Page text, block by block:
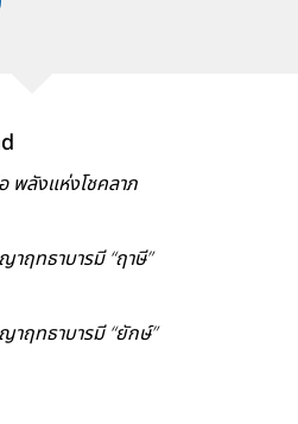
พลังแห่งโชคลาภ
ฤทธาบารมี “ฤาษี”
ฤทธาบารมี “ยักษ์”